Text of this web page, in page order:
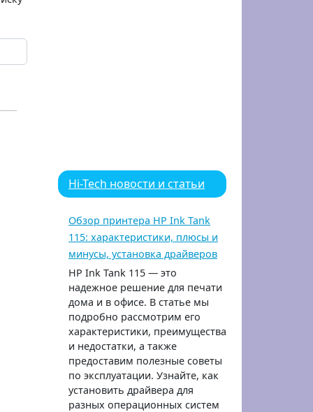
Hi-Tech новости и статьи
Обзор принтера HP Ink Tank
115: характеристики, плюсы и
минусы, установка драйверов
HP Ink Tank 115 — это
надежное решение для печати
дома и в офисе. В статье мы
подробно рассмотрим его
характеристики, преимущества
и недостатки, а также
предоставим полезные советы
по эксплуатации. Узнайте, как
установить драйвера для
разных операционных систем